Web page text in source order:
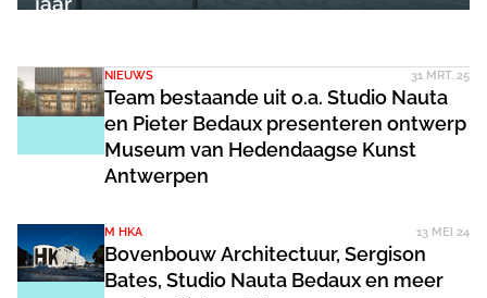
NIEUWS 31 MRT. 25
Team bestaande uit o.a. Studio Nauta
en Pieter Bedaux presenteren ontwerp
Museum van Hedendaagse Kunst
Antwerpen
M HKA 13 MEI 24
Bovenbouw Architectuur, Sergison
Bates, Studio Nauta Bedaux en meer